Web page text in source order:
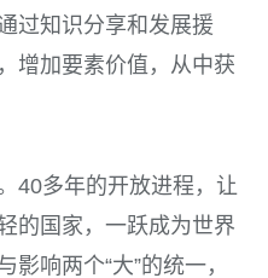
过知识分享和发展援
增加要素价值，从中获
40多年的开放进程，让
的国家，一跃成为世界
响两个“大”的统一，